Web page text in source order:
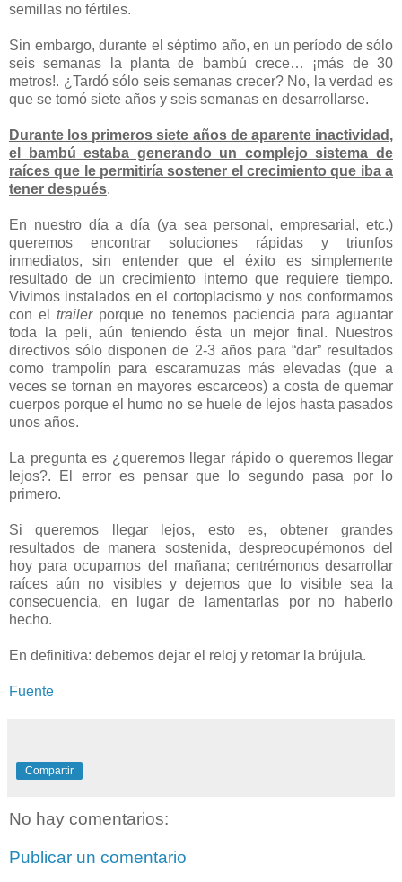
semillas no fértiles.
Sin embargo, durante el séptimo año, en un período de sólo
seis semanas la planta de bambú crece… ¡más de 30
metros!. ¿Tardó sólo seis semanas crecer? No, la verdad es
que se tomó siete años y seis semanas en desarrollarse.
Durante los primeros siete años de aparente inactividad,
el bambú estaba generando un complejo sistema de
raíces que le permitiría sostener el crecimiento que iba a
tener después.
En nuestro día a día (ya sea personal, empresarial, etc.)
queremos encontrar soluciones rápidas y triunfos
inmediatos, sin entender que el éxito es simplemente
resultado de un crecimiento interno que requiere tiempo.
Vivimos instalados en el cortoplacismo y nos conformamos
con el trailerporque no tenemos paciencia para aguantar
toda la peli, aún teniendo ésta un mejor final. Nuestros
directivos sólo disponen de 2-3 años para “dar” resultados
como trampolín para escaramuzas más elevadas (que a
veces se tornan en mayores escarceos) a costa de quemar
cuerpos porque el humo no se huele de lejos hasta pasados
unos años.
La pregunta es ¿queremos llegar rápido o queremos llegar
lejos?. El error es pensar que lo segundo pasa por lo
primero.
Si queremos llegar lejos, esto es, obtener grandes
resultados de manera sostenida, despreocupémonos del
hoy para ocuparnos del mañana; centrémonos desarrollar
raíces aún no visibles y dejemos que lo visible sea la
consecuencia, en lugar de lamentarlas por no haberlo
hecho.
En definitiva: debemos dejar el reloj y retomar la brújula.
Fuente
Compartir
No hay comentarios:
Publicar un comentario